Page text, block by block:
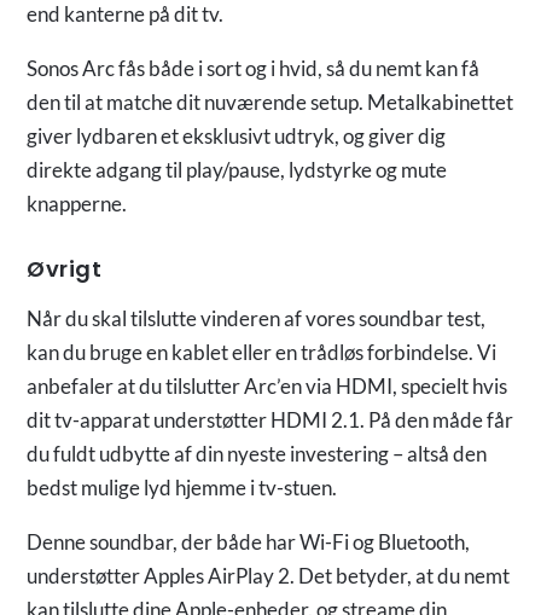
end kanterne på dit tv.
Sonos Arc fås både i sort og i hvid, så du nemt kan få
den til at matche dit nuværende setup. Metalkabinettet
giver lydbaren et eksklusivt udtryk, og giver dig
direkte adgang til play/pause, lydstyrke og mute
knapperne.
Øvrigt
Når du skal tilslutte vinderen af vores soundbar test,
kan du bruge en kablet eller en trådløs forbindelse. Vi
anbefaler at du tilslutter Arc’en via HDMI, specielt hvis
dit tv-apparat understøtter HDMI 2.1. På den måde får
du fuldt udbytte af din nyeste investering – altså den
bedst mulige lyd hjemme i tv-stuen.
Denne soundbar, der både har Wi-Fi og Bluetooth,
understøtter Apples AirPlay 2. Det betyder, at du nemt
kan tilslutte dine Apple-enheder, og streame din